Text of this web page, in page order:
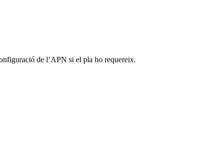
de l’APN si el pla ho requereix.